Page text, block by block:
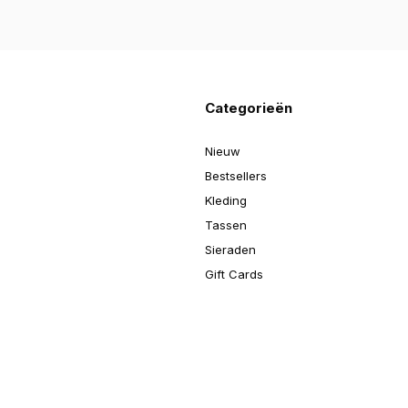
Categorieën
Nieuw
Bestsellers
Kleding
Tassen
Sieraden
Gift Cards